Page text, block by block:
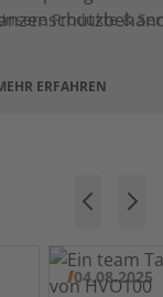
Produkte &
ERFAHREN
04.08.2025